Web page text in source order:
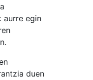
aurre egin
duen